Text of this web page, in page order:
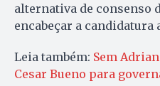
alternativa de consenso
encabeçar a candidatura
Leia também: Sem
Cesar Bueno para